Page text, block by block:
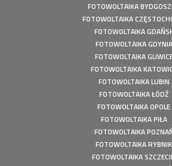
FOTOWOLTAIKA
FOTOWOLTAIKA
FOTOWOLTAIKA
FOTOWOLTAIKA GDYNIA
FOTOWOLTAIKA
FOTOWOLTAIKA
FOTOWOLTAIKA LUBIN
FOTOWOLTAIKA ŁÓDŹ
FOTOWOLTAIKA OPOLE
FOTOWOLTAIKA PIŁA
FOTOWOLTAIKA
FOTOWOLTAIKA RYBNIK
FOTOWOLTAIKA